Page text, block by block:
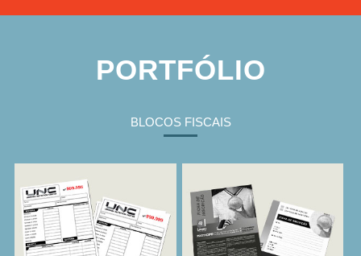
PORTFÓLIO
BLOCOS FISCAIS
Pedidos
Inscrição